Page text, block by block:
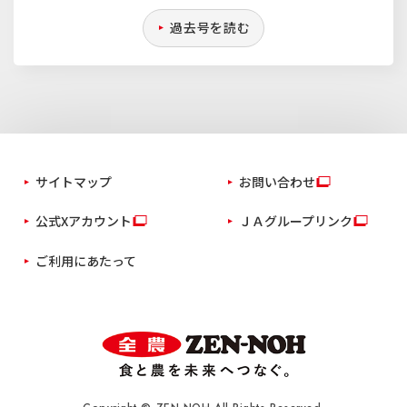
過去号を読む
サイトマップ お問い合わせ
公式Xアカウント ＪＡグループリンク
ご利用にあたって